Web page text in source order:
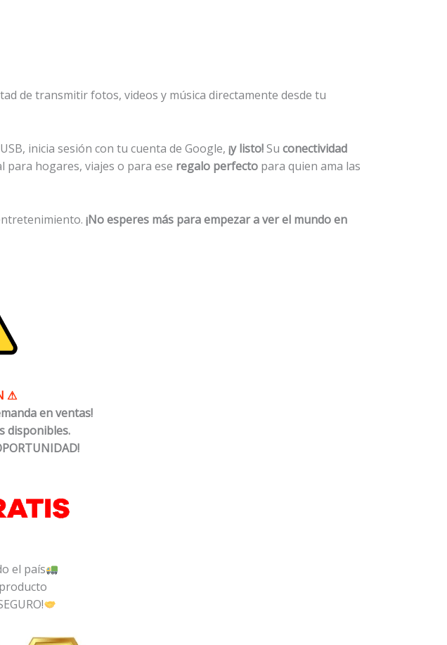
de transmitir fotos, videos y música directamente desde tu
inicia sesión con tu cuenta de Google, ¡y listo!Su conectividad
hogares, viajes o para ese regalo perfecto para quien ama las
¡No esperes más para empezar a ver el mundo en
⚠
en ventas!
disponibles.
el país